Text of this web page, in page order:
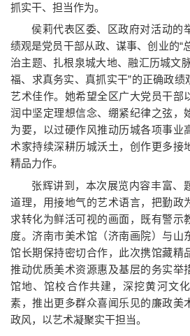
抓实干、担当作为。
侯莉代表区委、区政府对活动的
绩观是党员干部从政、谋事、创业的“
治主题、扎根泉城大地、融汇历城文
福、求真务实、真抓实干”的正确政
艺术佳作。她希望全区广大党员干部
润中坚定理想信念、绷紧纪律之弦，
为要，以过硬作风推动历城各项事业
术家持续深耕历城沃土，创作更多接
精品力作。
张辉讲到，本次展览内容丰富、
道理，用接地气的艺术语言，把勤政
求转化为鲜活可视的画面，既有警示
度。济南市美术馆（济南画院）与山
馆长期保持密切合作，此次携馆藏精
推动优质美术资源惠及基层的务实举
馆地、馆校合作共建，深挖黄河文
素，推出更多群众喜闻乐见的廉政美
政风，以艺术凝聚实干担当。